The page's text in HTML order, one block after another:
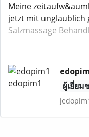
Meine
jetzt mit unglaublich
Salzmassage
ผู้เยี่ยม